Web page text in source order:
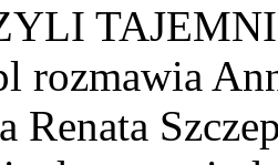
rozmawia
Renata